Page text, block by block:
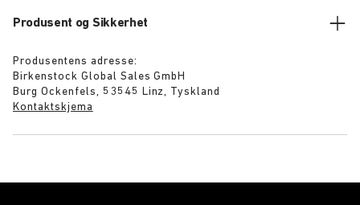
Produsent og Sikkerhet
Produsentens adresse:
Birkenstock Global Sales GmbH
Burg Ockenfels, 53545 Linz, Tyskland
Kontaktskjema